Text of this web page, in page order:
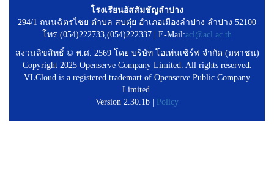
โรงเรียนอัสสัมชัญลำปาง
294/1 ถนนฉัตรไชย ตำบล สบตุ๋ย อำเภอเมืองลำปาง ลำปาง 52100
โทร.(054)222733,(054)222337 | E-Mail:acl@acl.ac.th
สงวนลิขสิทธิ์ © พ.ศ. 2569 โดย บริษัท โอเพ่นเซิร์ฟ จำกัด (มหาชน)
Copyright 2025 Openserve Company Limited. All rights reserved.
VLCloud is a registered trademart of Openserve Public Company
Limited.
Version 2.30.1b |
Policy